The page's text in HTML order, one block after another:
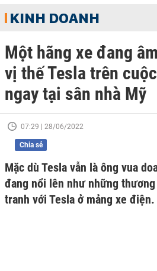
KINH DOANH
Một hãng xe đang
vị thế Tesla trên
ngay tại sân nhà Mỹ
07:29 | 28/06/2022
Chia sẻ
Mặc dù Tesla vẫn là ông vua
đang nổi lên như những
tranh với Tesla ở mảng xe điện.